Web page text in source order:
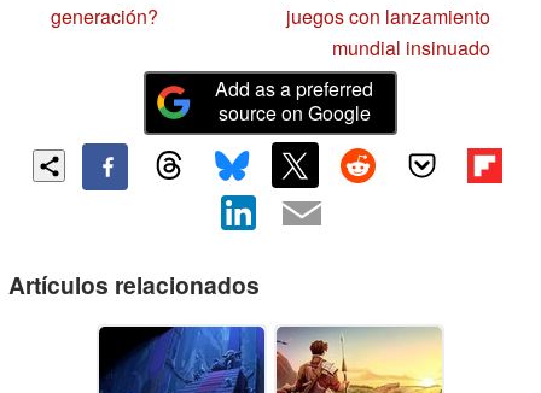
generación?
juegos con lanzamiento
mundial insinuado
Add as a preferred
source on Google
Artículos relacionados